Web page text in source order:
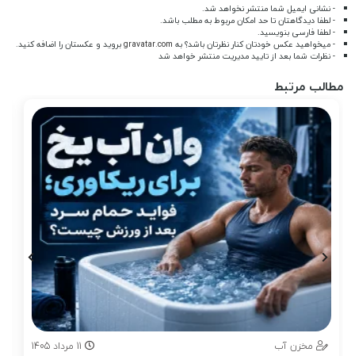
- نشانی ایمیل شما منتشر نخواهد شد.
- لطفا دیدگاهتان تا حد امکان مربوط به مطلب باشد.
- لطفا فارسی بنویسید.
- میخواهید عکس خودتان کنار نظرتان باشد؟ به gravatar.comبروید و عکستان را اضافه کنید.
- نظرات شما بعد از تایید مدیریت منتشر خواهد شد
مطالب مرتبط
مخزن آب 11 مرداد1405